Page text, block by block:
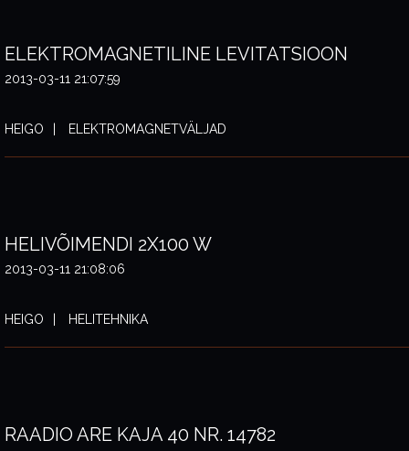
ELEKTROMAGNETILINE LEVITATSIOON
2013-03-11 21:07:59
HEIGO ELEKTROMAGNETVÄLJAD
HELIVÕIMENDI 2X100 W
2013-03-11 21:08:06
HEIGO HELITEHNIKA
RAADIO ARE KAJA 40 NR. 14782